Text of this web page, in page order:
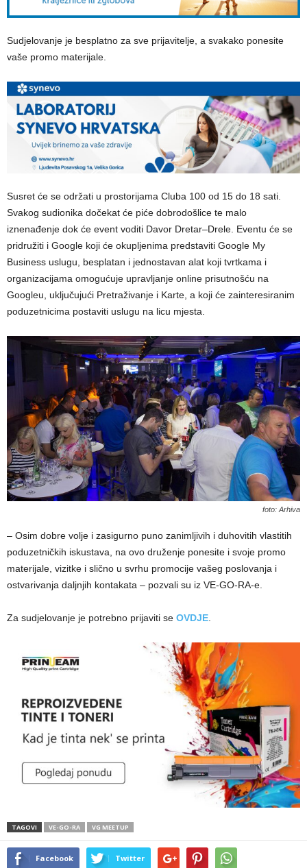
Sudjelovanje je besplatno za sve prijavitelje, a svakako ponesite
vaše promo materijale.
Susret će se održati u prostorijama Cluba 100 od 15 do 18 sati.
Svakog sudionika dočekat će piće dobrodošlice te malo
iznenađenje dok će event voditi Davor Dretar–Drele. Eventu će se
pridružiti i Google koji će okupljenima predstaviti Google My
Business uslugu, besplatan i jednostavan alat koji tvrtkama i
organizacijama omogućuje upravljanje online prisutnošću na
Googleu, uključujući Pretraživanje i Karte, a koji će zainteresiranim
poduzetnicima postaviti uslugu na licu mjesta.
foto: Arhiva
– Osim dobre volje i zasigurno puno zanimljivih i duhovitih vlastitih
poduzetničkih iskustava, na ovo druženje ponesite i svoje promo
materijale, vizitke i slično u svrhu promocije vašeg poslovanja i
ostvarivanja daljnjih kontakata – pozvali su iz VE-GO-RA-e.
Za sudjelovanje je potrebno prijaviti se OVDJE
TAGOVI VE-GO-RA VG MEETUP
Facebook Twitter